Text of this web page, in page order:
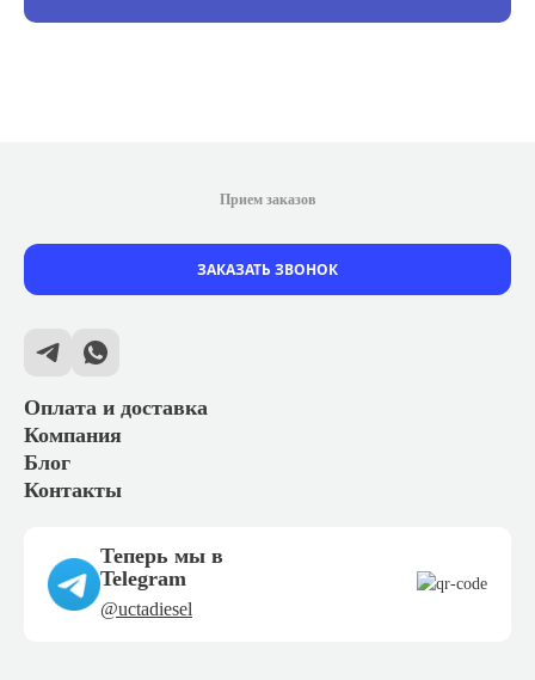
Оплата и доставка
Компания
Блог
Контакты
Прием заказов
ЗАКАЗАТЬ ЗВОНОК
Теперь мы в
Telegram
@uctadiesel